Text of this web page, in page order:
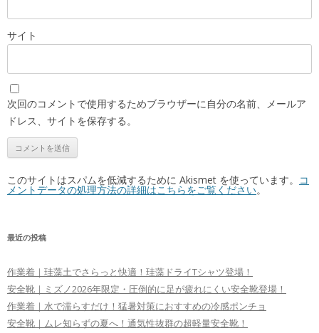
サイト
次回のコメントで使用するためブラウザーに自分の名前、メールア
ドレス、サイトを保存する。
このサイトはスパムを低減するために Akismet を使っています。 コ
メントデータの処理方法の詳細はこちらをご覧ください。
最近の投稿
作業着｜珪藻土でさらっと快適！珪藻ドライTシャツ登場！
安全靴｜ミズノ2026年限定・圧倒的に足が疲れにくい安全靴登場！
作業着｜水で濡らすだけ！猛暑対策におすすめの冷感ポンチョ
安全靴｜ムレ知らずの夏へ！通気性抜群の超軽量安全靴！